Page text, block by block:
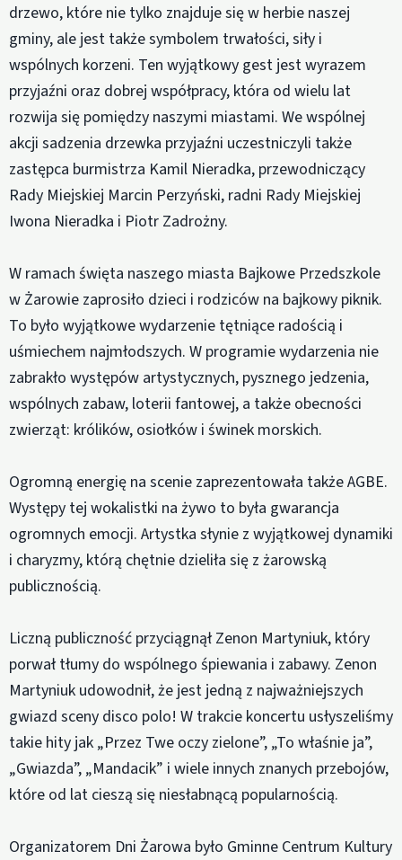
drzewo, które nie tylko znajduje się w herbie naszej
gminy, ale jest także symbolem trwałości, siły i
wspólnych korzeni. Ten wyjątkowy gest jest wyrazem
przyjaźni oraz dobrej współpracy, która od wielu lat
rozwija się pomiędzy naszymi miastami. We wspólnej
akcji sadzenia drzewka przyjaźni uczestniczyli także
zastępca burmistrza Kamil Nieradka, przewodniczący
Rady Miejskiej Marcin Perzyński, radni Rady Miejskiej
Iwona Nieradka i Piotr Zadrożny.
W ramach święta naszego miasta Bajkowe Przedszkole
w Żarowie zaprosiło dzieci i rodziców na bajkowy piknik.
To było wyjątkowe wydarzenie tętniące radością i
uśmiechem najmłodszych. W programie wydarzenia nie
zabrakło występów artystycznych, pysznego jedzenia,
wspólnych zabaw, loterii fantowej, a także obecności
zwierząt: królików, osiołków i świnek morskich.
Ogromną energię na scenie zaprezentowała także AGBE.
Występy tej wokalistki na żywo to była gwarancja
ogromnych emocji. Artystka słynie z wyjątkowej dynamiki
i charyzmy, którą chętnie dzieliła się z żarowską
publicznością.
Liczną publiczność przyciągnął Zenon Martyniuk, który
porwał tłumy do wspólnego śpiewania i zabawy. Zenon
Martyniuk udowodnił, że jest jedną z najważniejszych
gwiazd sceny disco polo! W trakcie koncertu usłyszeliśmy
takie hity jak „Przez Twe oczy zielone”, „To właśnie ja”,
„Gwiazda”, „Mandacik” i wiele innych znanych przebojów,
które od lat cieszą się niesłabnącą popularnością.
Organizatorem Dni Żarowa było Gminne Centrum Kultury